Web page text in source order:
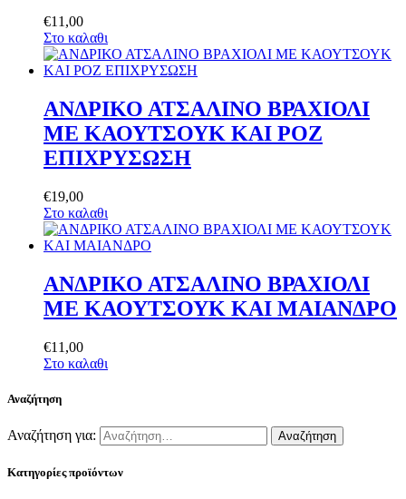
€11 ,00
Στο καλαθι
ΑΝΔΡΙΚΟ ΑΤΣΑΛΙΝΟ ΒΡΑΧΙΟΛΙ
ΜΕ ΚΑΟΥΤΣΟΥΚ ΚΑΙ ΡΟΖ
ΕΠΙΧΡΥΣΩΣΗ
€19,00
Στο καλαθι
ΑΝΔΡΙΚΟ ΑΤΣΑΛΙΝΟ ΒΡΑΧΙΟΛΙ
ΜΕ ΚΑΟΥΤΣΟΥΚ ΚΑΙ ΜΑΙΑΝΔΡΟ
€11 ,00
Στο καλαθι
Αναζήτηση
Αναζήτηση για:
Κατηγορίες προϊόντων